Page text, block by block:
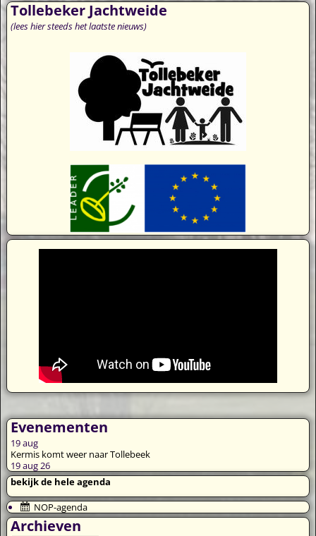
Tollebeker Jachtweide
(lees hier steeds het laatste nieuws)
Evenementen
19aug
Kermis komt weer naar Tollebeek
19 aug 26
bekijk de hele agenda
NOP-agenda
Archieven